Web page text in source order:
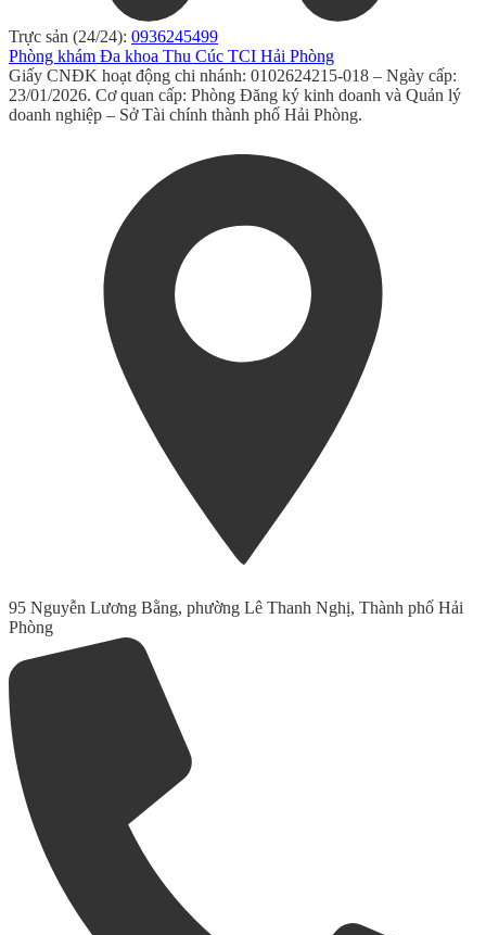
Trực sản (24/24): 0936245499
Phòng khám Đa khoa Thu Cúc TCI Hải Phòng
Giấy CNĐK hoạt động chi nhánh: 0102624215-018 – Ngày cấp:
23/01/2026. Cơ quan cấp: Phòng Đăng ký kinh doanh và Quản lý
doanh nghiệp – Sở Tài chính thành phố Hải Phòng.
95 Nguyễn Lương Bằng, phường Lê Thanh Nghị, Thành phố Hải
Phòng